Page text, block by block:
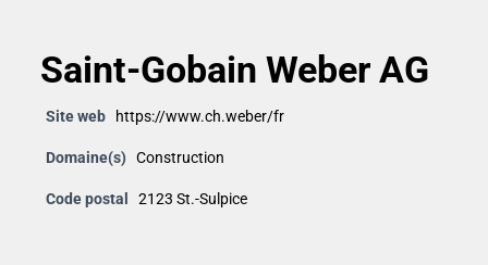
Saint-Gobain Weber AG
Site web https://www.ch.weber/fr
Domaine(s) Construction
Code postal 2123 St.-Sulpice